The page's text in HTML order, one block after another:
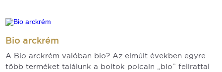
Bio arckrém
A Bio arckrém valóban bio? Az elmúlt években egyre
több terméket találunk a boltok polcain „bio” felirattal